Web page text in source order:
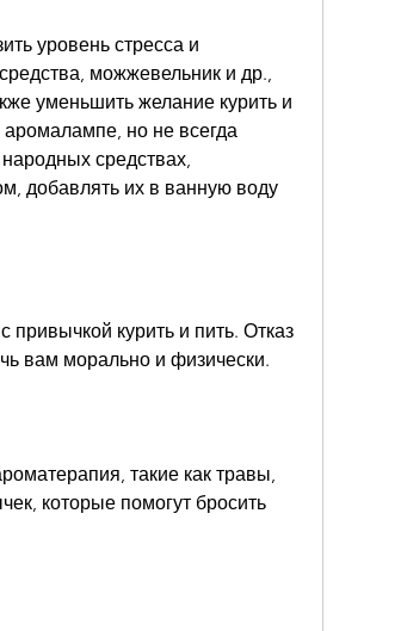
уровень стресса и
можжевельник и др.,
уменьшить желание курить и
но не всегда
средствах,
добавлять их в ванную воду
курить и пить. Отказ
вам морально и физически.
такие как травы,
которые помогут бросить